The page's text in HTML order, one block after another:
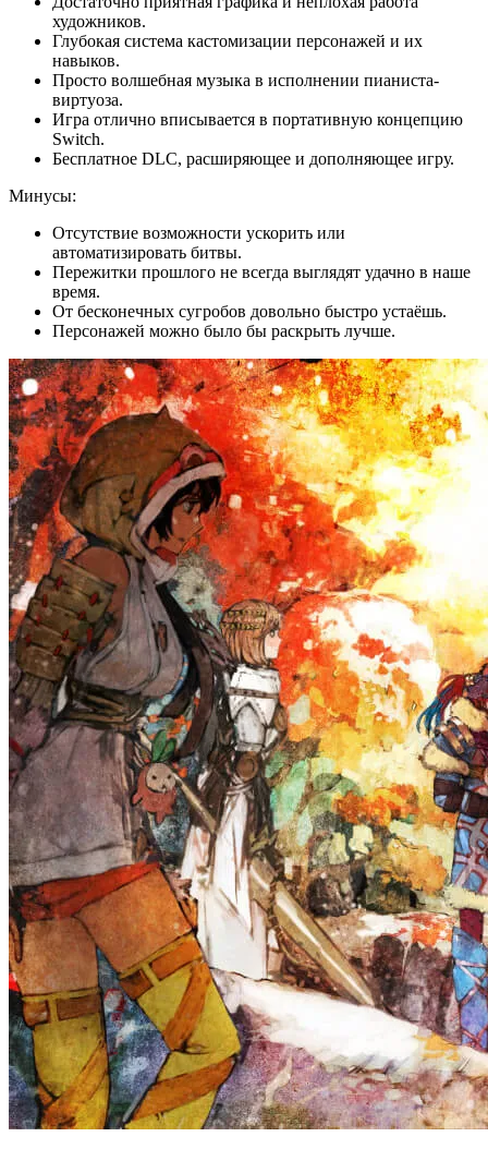
художников.
Глубокая система кастомизации персонажей и их
навыков.
Просто волшебная музыка в исполнении пианиста-
виртуоза.
Игра отлично вписывается в портативную концепцию
Switch.
Бесплатное DLC, расширяющее и дополняющее игру.
Минусы:
Отсутствие возможности ускорить или
автоматизировать битвы.
Пережитки прошлого не всегда выглядят удачно в наше
время.
От бесконечных сугробов довольно быстро устаёшь.
Персонажей можно было бы раскрыть лучше.